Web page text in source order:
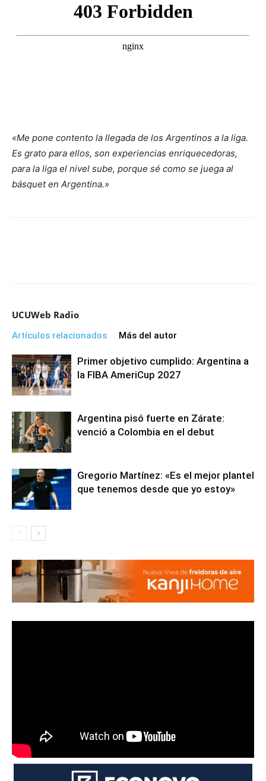
«Me pone contento la llegada de los Argentinos a la liga.
Es grato para ellos, son experiencias enriquecedoras,
para la liga el nivel sube, porque sé como se juega al
básquet en Argentina.»
UCUWeb Radio
Artículos relacionados Más del autor
Primer objetivo cumplido: Argentina a
la FIBA AmeriCup 2027
Argentina pisó fuerte en Zárate:
venció a Colombia en el debut
Gregorio Martínez: «Es el mejor plantel
que tenemos desde que yo estoy»